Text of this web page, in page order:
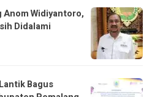
Anom Widiyantoro,
Didalami
Bagus